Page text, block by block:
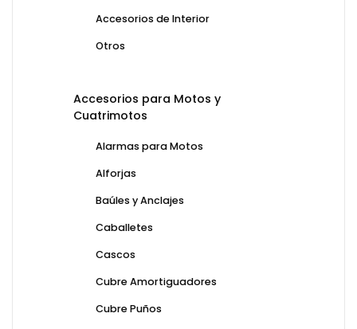
Accesorios de Interior
Otros
Accesorios para Motos y
Cuatrimotos
Alarmas para Motos
Alforjas
Baúles y Anclajes
Caballetes
Cascos
Cubre Amortiguadores
Cubre Puños